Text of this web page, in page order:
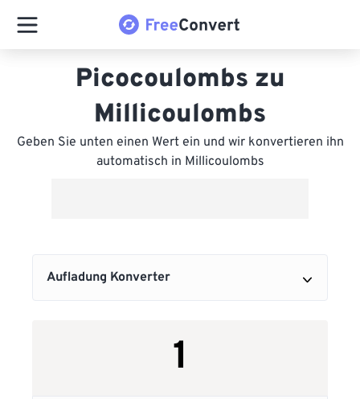
Picocoulombs zu
Millicoulombs
Geben Sie unten einen Wert ein und wir konvertieren ihn
automatisch in Millicoulombs